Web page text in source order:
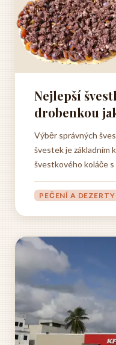
Nejlepší
drobenkou
Výběr správných
švestek je základním
švestkového koláče
výsledky dosáhnete
PEČENÍ A DEZERTY